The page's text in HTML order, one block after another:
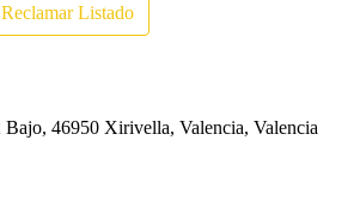
Reclamar Listado
46950 Xirivella, Valencia, Valencia